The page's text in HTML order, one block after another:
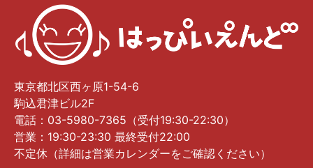
東京都北区西ヶ原1-54-6
駒込君津ビル2F
電話：03-5980-7365（受付19:30-22:30）
営業：19:30-23:30 最終受付22:00
不定休（詳細は営業カレンダーをご確認ください）